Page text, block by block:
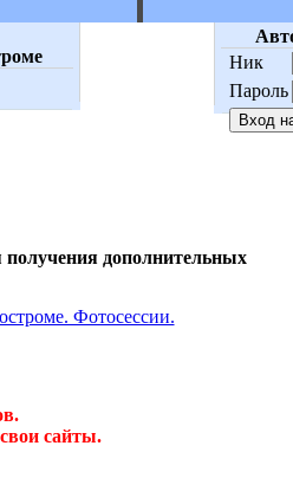
Ник
Пароль
дополнительных
сайты.